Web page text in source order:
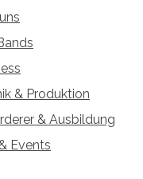
& Produktion
& Ausbildung
Events